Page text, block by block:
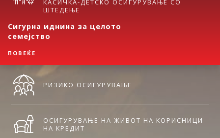
КАСИЧКА-ДЕТСКО ОСИГУРУВАЊЕ СО
ШТЕДЕЊЕ
Сигурна иднина за целото
семејство
ПОВЕЌЕ
РИЗИКО ОСИГУРУВАЊЕ
ОСИГУРУВАЊЕ НА ЖИВОТ НА КОРИСНИЦИ
НА КРЕДИТ